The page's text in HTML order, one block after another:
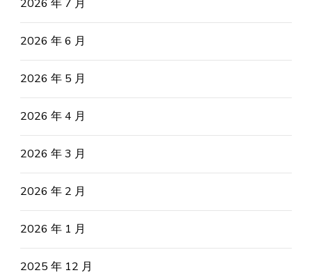
2026 年 7 月
2026 年 6 月
2026 年 5 月
2026 年 4 月
2026 年 3 月
2026 年 2 月
2026 年 1 月
2025 年 12 月